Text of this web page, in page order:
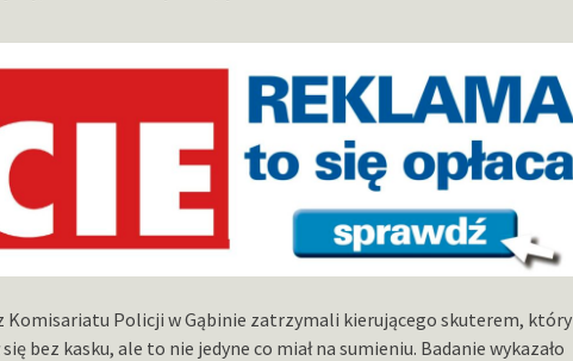
Komisariatu Policji w Gąbinie zatrzymali kierującego skuterem, który
bez kasku, ale to nie jedyne co miał na sumieniu. Badanie wykazało